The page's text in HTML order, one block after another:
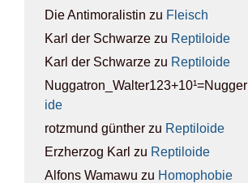
Die Antimoralistin zu Fleisch
Karl der Schwarze zu Rep­ti­lo­ide
Karl der Schwarze zu Rep­ti­lo­ide
Nuggatron_Walter123+10¹=Nugger
ide
rotzmund günther zu Rep­ti­lo­ide
Erzherzog Karl zu Rep­ti­lo­ide
Alfons Wamawu zu Homo­pho­bie